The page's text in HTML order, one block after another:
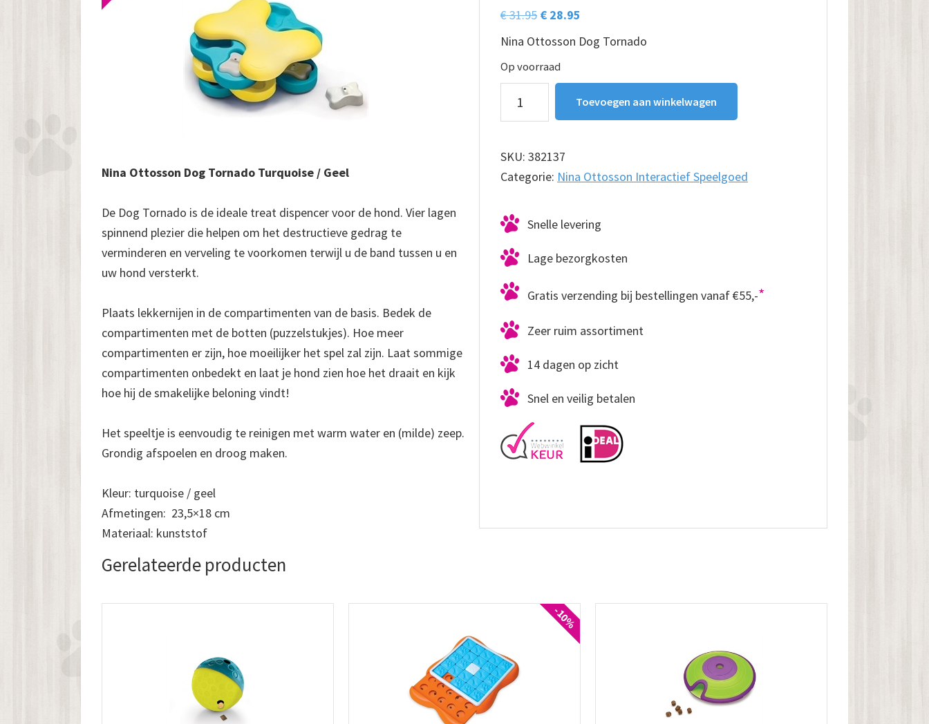
€31.95 Oorspronkelijke
€ 31.95.
€ 28.95
Nina Ottosson Dog Tornado
Op voorraad
Ottosson
Tornado
aantal
Toevoegen aan winkelwagen
SKU: 382137
Categorie: Nina Ottosson Interactief Speelgoed
Snelle levering
Lage bezorgkosten
Gratis verzending bij bestellingen vanaf €55,-*
Zeer ruim assortiment
14 dagen op zicht
Snel en veilig betalen
Nina Ottosson Dog Tornado Turquoise / Geel
De Dog Tornado is de ideale treat dispencer voor de hond. Vier lagen
spinnend plezier die helpen om het destructieve gedrag te
verminderen en verveling te voorkomen terwijl u de band tussen u en
uw hond versterkt.
Plaats lekkernijen in de compartimenten van de basis. Bedek de
compartimenten met de botten (puzzelstukjes). Hoe meer
compartimenten er zijn, hoe moeilijker het spel zal zijn. Laat sommige
compartimenten onbedekt en laat je hond zien hoe het draait en kijk
hoe hij de smakelijke beloning vindt!
Het speeltje is eenvoudig te reinigen met warm water en (milde) zeep.
Grondig afspoelen en droog maken.
Kleur: turquoise / geel
Afmetingen: 23,5×18 cm
Materiaal: kunststof
Gerelateerde producten
-10%